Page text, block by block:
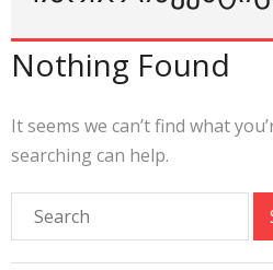
Nothing Found
It seems we can’t find what
searching can help.